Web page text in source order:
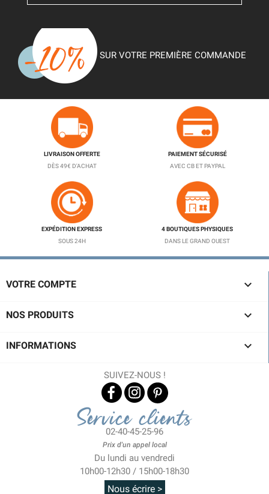
SUR VOTRE PREMIÈRE COMMANDE
LIVRAISON OFFERTE
DÈS 49€ D'ACHAT
PAIEMENT SÉCURISÉ
AVEC CB ET PAYPAL
EXPÉDITION EXPRESS
SOUS 24H
4 BOUTIQUES PHYSIQUES
DANS LE GRAND OUEST
VOTRE COMPTE 
NOS PRODUITS 
INFORMATIONS 
SUIVEZ-NOUS !
Service clients
02-40-45-25-96
Prix d'un appel local
Du lundi au vendredi
10h00-12h30 / 15h00-18h30
Nous écrire >